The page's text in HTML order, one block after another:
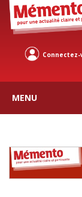
Connectez-
MENU